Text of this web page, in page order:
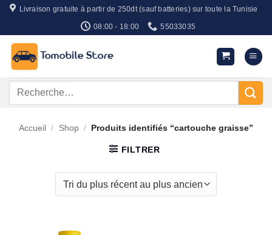
Passer
contenu
Livraison gratuite à partir de 250dt (sauf batteries) sur toute la Tunisie
08:00 - 18:00 55033035
Recherche
Accueil / Shop / Produits identifiés “cartouche graisse”
FILTRER